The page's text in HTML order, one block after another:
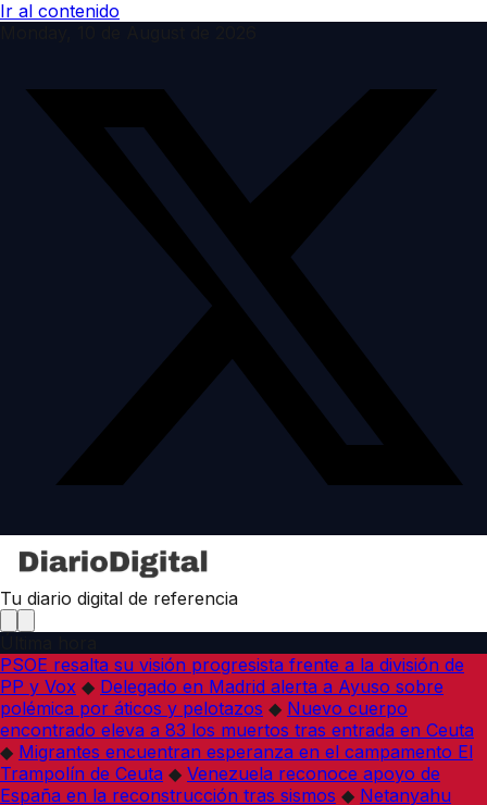
Ir al contenido
Tu diario digital de referencia
PSOE resalta su visión progresista frente a la división de
PP y Vox ◆ Delegado en Madrid alerta a Ayuso sobre
polémica por áticos y pelotazos ◆ Nuevo cuerpo
encontrado eleva a 83 los muertos tras entrada en Ceuta
◆ Migrantes encuentran esperanza en el campamento El
Trampolín de Ceuta ◆ Venezuela reconoce apoyo de
España en la reconstrucción tras sismos ◆ Netanyahu